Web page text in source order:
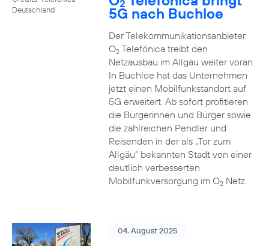
Deutschland
2
5G nach Buchloe
Der Telekommunikationsanbieter
O2Telefónica treibt den
Netzausbau im Allgäu weiter voran.
In Buchloe hat das Unternehmen
jetzt einen Mobilfunkstandort auf
5G erweitert. Ab sofort profitieren
die Bürgerinnen und Bürger sowie
die zahlreichen Pendler und
Reisenden in der als „Tor zum
Allgäu“ bekannten Stadt von einer
deutlich verbesserten
Mobilfunkversorgung im O2Netz.
04. August 2025